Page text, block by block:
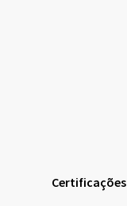
Certificações